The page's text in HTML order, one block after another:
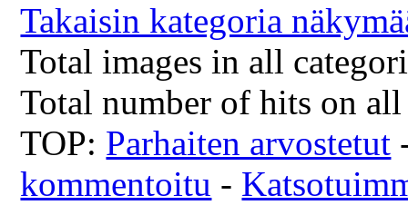
Takaisin kategoria
Total images in all
Total number of hits on
TOP: Parhaiten arvostetut
kommentoitu -